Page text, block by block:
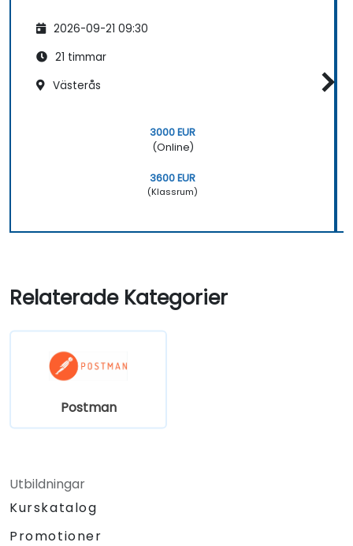
2026-09-21 09:30
21 timmar
Västerås
3000 EUR
(Online)
3600 EUR
(Klassrum)
Relaterade Kategorier
Postman
Utbildningar
Kurskatalog
Promotioner